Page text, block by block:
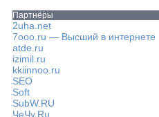
Партнёры
2uha.net
7ooo.ru — Высший в интернете
atde.ru
izimil.ru
kkiinnoo.ru
SEO
Soft
SubW.RU
ЧеЧу.Ru